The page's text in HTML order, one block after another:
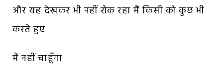
और यह देखकर भी नहीं रोक रहा मैं किसी को कुछ भी
करते हुए
मैं नहीं चाहूँगा